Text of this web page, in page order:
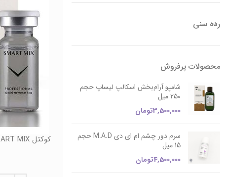
رده سنی
محصولات پرفروش
شامپو آرام‌بخش اسکالپ لیساپ حجم
۲۵۰ میل
3,500,000تومان
سرم دور چشم ام ای دی M.A.D حجم
15 میل
4,500,000تومان
کوکتل F_SMART MIX حجم 10 میل فیوژن Fusion